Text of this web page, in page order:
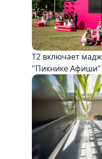
Т2 включает
"Пикнике Афиши"